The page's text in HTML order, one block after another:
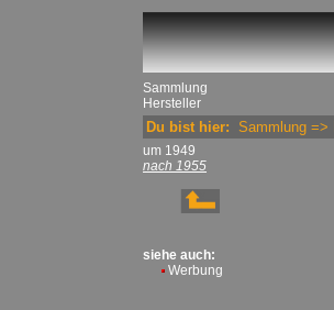
Sammlung
Hersteller
Du bist hier: Sammlung =>
um 1949
nach 1955
siehe auch:
Werbung